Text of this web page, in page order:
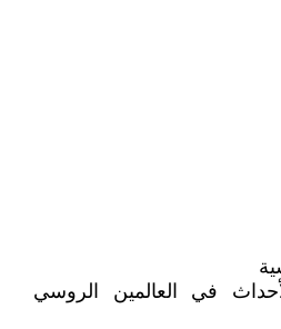
في العالمين الروسي